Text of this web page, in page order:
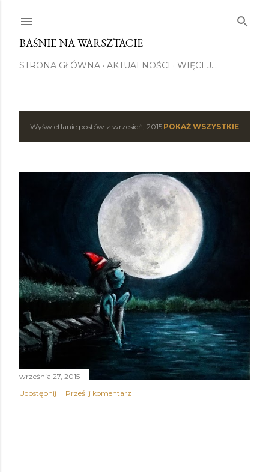
BAŚNIE NA WARSZTACIE
STRONA GŁÓWNA AKTUALNOŚCI WIĘCEJ…
PWyświetlanie postów z wrzesień, 2015 POKAŻ WSZYSTKIE
września 27, 2015
Udostępnij
Prześlij komentarz